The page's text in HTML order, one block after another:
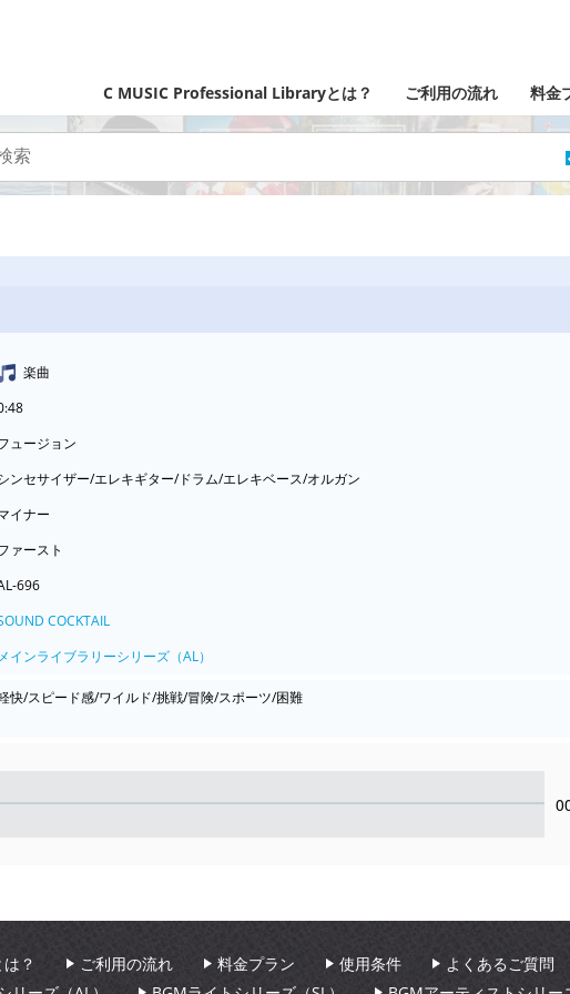
C MUSIC Professional Libraryとは？ ご利用の流れ 料金
楽曲
ュージョン
ンセサイザー/エレキギター/ドラム/エレキベース/オルガン
イナー
ァースト
696
COCKTAIL
メインライブラリーシリーズ（AL）
快/スピード感/ワイルド/挑戦/冒険/スポーツ/困難
？ ご利用の流れ 料金プラン 使用条件 よくあるご質問